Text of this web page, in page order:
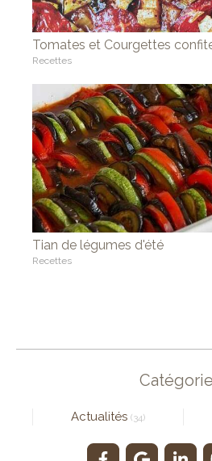
Tomates et Courgettes
Recettes
Tian de légumes d'été
Recettes
Actualités (34)